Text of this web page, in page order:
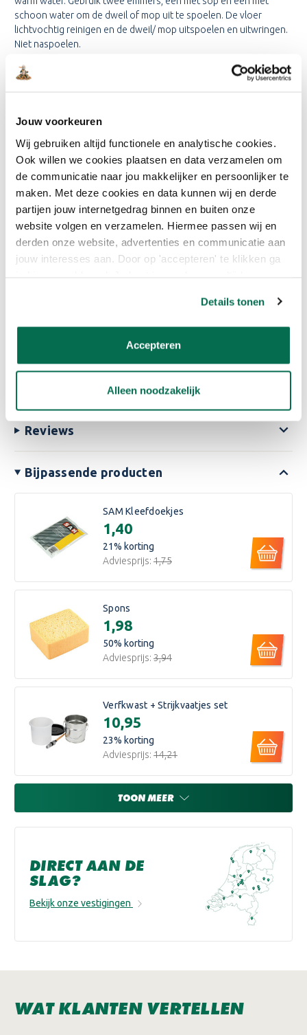
Jouw voorkeuren
Wij gebruiken altijd functionele en analytische cookies.
Ook willen we cookies plaatsen en data verzamelen om
de communicatie naar jou makkelijker en persoonlijker te
maken. Met deze cookies en data kunnen wij en derde
partijen jouw internetgedrag binnen en buiten onze
website volgen en verzamelen. Hiermee passen wij en
derden onze website, advertenties en communicatie aan
jouw interesses aan. Door op 'accepteren' te klikken ga
Details tonen
Accepteren
Alleen noodzakelijk
schoon water om de dweil of mop uit te spoelen. De vloer
lichtvochtig reinigen en de dweil/ mop uitspoelen en uitwringen.
Niet naspoelen.
Onlineverf.be
U bestelt Trae Lyx Onderhoudsmiddel Naturel altijd tegen een
scherpe prijs en met de beste service! Bij Onlineverf.be kunt u
altijd terecht voor professioneel advies. Wij helpen u graag bij het
vinden van het juiste product. Dankzij onze jarenlange ervaring
op het gebied van verkoop en verwerking van verf en
aanverwante producten bent u gegarandeerd van het beste
product. Wist u dat Onlineverf.be ook
gratis werkschema’s
u heeft? Deze schema’s vertellen u precies hoe u moet
schilderen. Of het nu gaat om binnenmuren, buitenmuren, metaal
Onlineverf.be doorloopt u slechts een aantal stappen en komt u
offerte voor u uitbrengen wanneer een grote order wilt
plaatsen. Interesse? Neem dancontactmet ons op voor de
Eigenschappen
Reviews
Bijpassende producten
SAM Kleefdoekjes
€1,40
21% korting
Adviesprijs: €1,75
Spons
€1,98
50% korting
Adviesprijs: €3,94
Verfkwast + Strijkvaatjes set
€10,95
23% korting
Adviesprijs: €14,21
TOON MEER
DIRECT AAN DE
SLAG?
Bekijk onze vestigingen
WAT KLANTEN VERTELLEN